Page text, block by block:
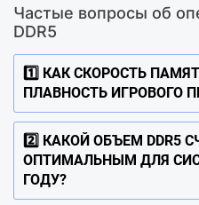
Частые вопросы об
DDR5
1️⃣ КАК СКОРОСТЬ
ПЛАВНОСТЬ ИГРОВОГО
2️⃣ КАКОЙ ОБЪЕМ DDR5
ОПТИМАЛЬНЫМ ДЛЯ
ГОДУ?